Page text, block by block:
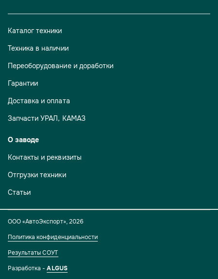
Каталог техники
Техника в наличии
Переоборудование и доработки
Гарантии
Доставка и оплата
Запчасти УРАЛ, КАМАЗ
О заводе
Контакты и реквизиты
Отгрузки техники
Статьи
ООО «АвтоЭкспорт»,2026
Политика конфиденциальности
Результаты СОУТ
Разработка -ALGUS